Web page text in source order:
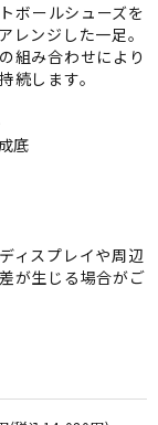
ボールシューズを
レンジした一足。
組み合わせにより
続します。
底
ィスプレイや周辺
が生じる場合がご